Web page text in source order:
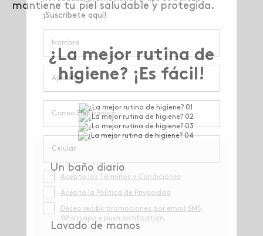
mantiene tu piel saludable y protegida.
¿La mejor rutina de
higiene? ¡Es fácil!
Un baño diario
Lavado de manos